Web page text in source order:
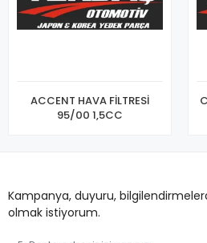
ACCENT HAVA FİLTRESİ
95/00 1,5CC
Kampanya, duyuru,
olmak istiyorum.